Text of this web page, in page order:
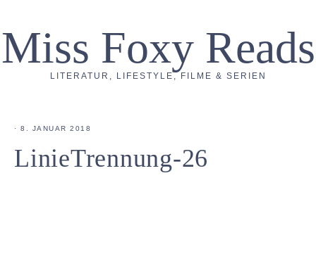
Miss Foxy Reads
LITERATUR, LIFESTYLE, FILME & SERIEN
· 8. JANUAR 2018
LinieTrennung-26